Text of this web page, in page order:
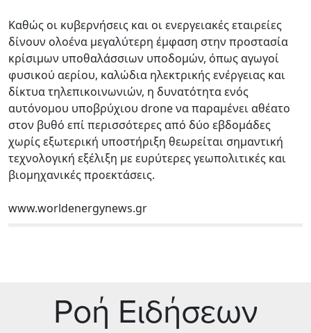
Καθώς οι κυβερνήσεις και οι ενεργειακές εταιρείες
δίνουν ολοένα μεγαλύτερη έμφαση στην προστασία
κρίσιμων υποθαλάσσιων υποδομών, όπως αγωγοί
φυσικού αερίου, καλώδια ηλεκτρικής ενέργειας και
δίκτυα τηλεπικοινωνιών, η δυνατότητα ενός
αυτόνομου υποβρύχιου drone να παραμένει αθέατο
στον βυθό επί περισσότερες από δύο εβδομάδες
χωρίς εξωτερική υποστήριξη θεωρείται σημαντική
τεχνολογική εξέλιξη με ευρύτερες γεωπολιτικές και
βιομηχανικές προεκτάσεις.
www.worldenergynews.gr
Ρoή Ειδήσεων